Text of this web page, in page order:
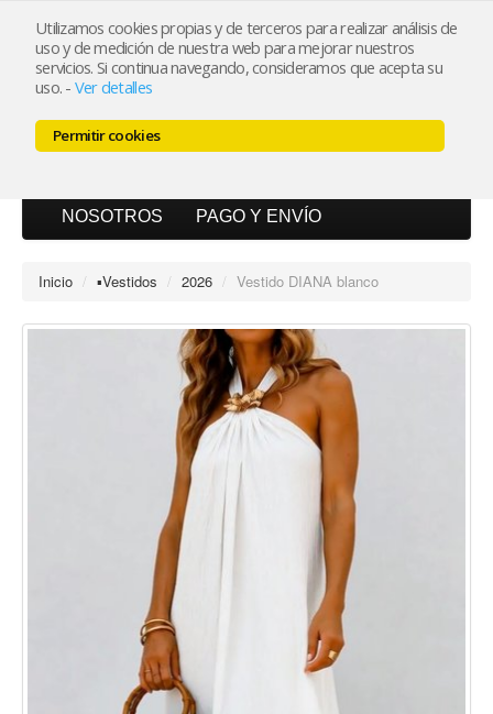
Utilizamos cookies propias y de terceros para realizar análisis de
uso y de medición de nuestra web para mejorar nuestros
servicios. Si continua navegando, consideramos que acepta su
uso. - Ver detalles
Permitir cookies
Mi cuenta
NOSOTROS PAGO Y ENVÍO
Inicio / ▪︎Vestidos / 2026 / Vestido DIANA blanco